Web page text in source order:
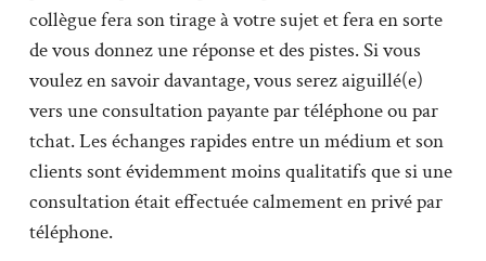
collègue fera son tirage à votre sujet et fera en sorte
de vous donnez une réponse et des pistes. Si vous
voulez en savoir davantage, vous serez aiguillé(e)
vers une consultation payante par téléphone ou par
tchat. Les échanges rapides entre un médium et son
clients sont évidemment moins qualitatifs que si une
consultation était effectuée calmement en privé par
téléphone.